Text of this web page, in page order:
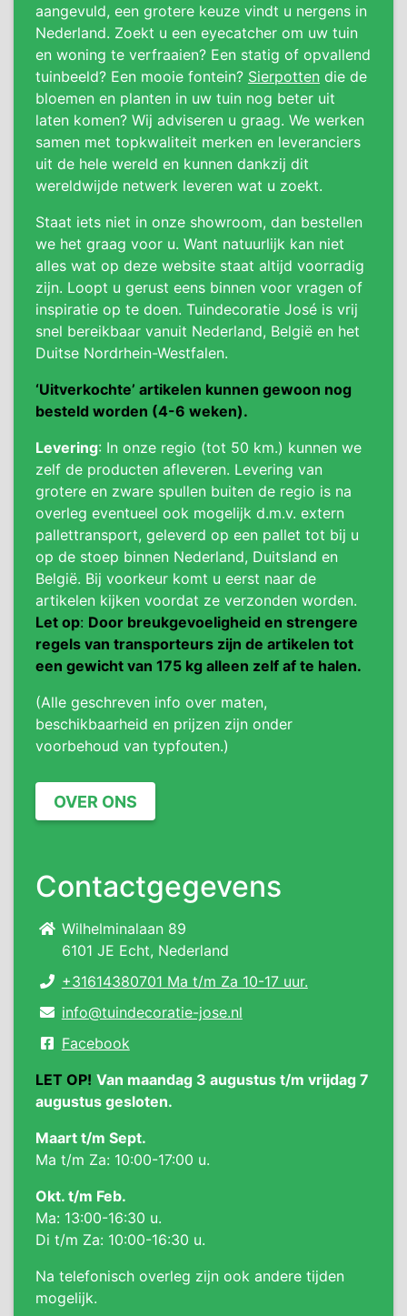
aangevuld, een grotere keuze vindt u nergens in
Nederland. Zoekt u een eyecatcher om uw tuin
en woning te verfraaien? Een statig of opvallend
tuinbeeld? Een mooie fontein? Sierpotten die de
bloemen en planten in uw tuin nog beter uit
laten komen? Wij adviseren u graag. We werken
samen met topkwaliteit merken en leveranciers
uit de hele wereld en kunnen dankzij dit
wereldwijde netwerk leveren wat u zoekt.
Staat iets niet in onze showroom, dan bestellen
we het graag voor u. Want natuurlijk kan niet
alles wat op deze website staat altijd voorradig
zijn. Loopt u gerust eens binnen voor vragen of
inspiratie op te doen. Tuindecoratie José is vrij
snel bereikbaar vanuit Nederland, België en het
Duitse Nordrhein-Westfalen.
‘Uitverkochte’ artikelen kunnen gewoon nog
besteld worden (4-6 weken).
Levering: In onze regio (tot 50 km.) kunnen we
zelf de producten afleveren. Levering van
grotere en zware spullen buiten de regio is na
overleg eventueel ook mogelijk d.m.v. extern
pallettransport, geleverd op een pallet tot bij u
op de stoep binnen Nederland, Duitsland en
België. Bij voorkeur komt u eerst naar de
artikelen kijken voordat ze verzonden worden.
Let op: Door breukgevoeligheid en strengere
regels van transporteurs zijn de artikelen tot
een gewicht van 175 kg alleen zelf af te halen.
(Alle geschreven info over maten,
beschikbaarheid en prijzen zijn onder
voorbehoud van typfouten.)
OVER ONS
Contactgegevens
Wilhelminalaan 89
6101 JE Echt, Nederland
+31614380701 Ma t/m Za 10-17 uur.
info@tuindecoratie-jose.nl
Facebook
LET OP! Van maandag 3 augustus t/m vrijdag 7
augustus gesloten.
Maart t/m Sept.
Ma t/m Za: 10:00-17:00 u.
Okt. t/m Feb.
Ma: 13:00-16:30 u.
Di t/m Za: 10:00-16:30 u.
Na telefonisch overleg zijn ook andere tijden
mogelijk.